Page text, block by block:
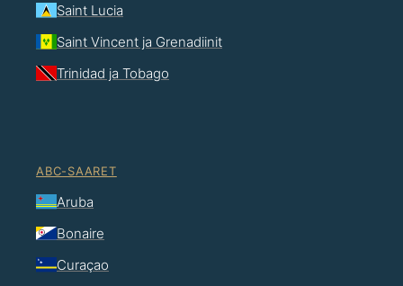
Saint Lucia
Saint Vincent ja Grenadiinit
Trinidad ja Tobago
ABC-SAARET
Aruba
Bonaire
Curaçao